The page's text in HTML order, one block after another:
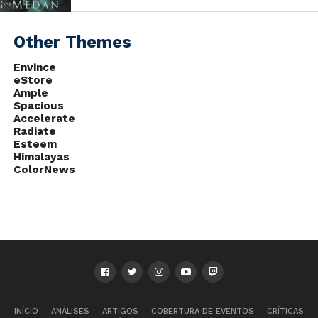
2020paraPlayStation 4noOcidente.
Other Themes
Envince
eStore
Ample
Spacious
Accelerate
Radiate
Esteem
Himalayas
ColorNews
INÍCIO ANÁLISES ARTIGOS COBERTURA DE EVENTOS
CRÍTICAS